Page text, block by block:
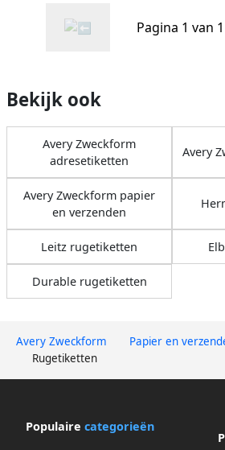
Avery Zweckform Papier en
Rugetiketten
Pagina 1 van 1
Bekijk ook
Avery Zweckform
adresetiketten
Avery
Avery Zweckform papier
en verzenden
Leitz rugetiketten
Durable rugetiketten
Populaire categorieën